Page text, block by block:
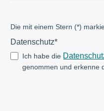
Die mit einem Stern (*)
Datenschutz*
Ich habe die
genommen und erkenne